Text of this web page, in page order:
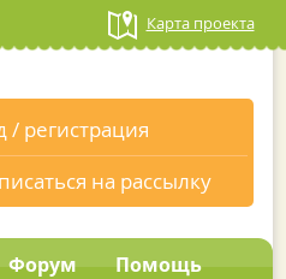
Карта проекта
/ регистрация
на рассылку
Форум Помощь